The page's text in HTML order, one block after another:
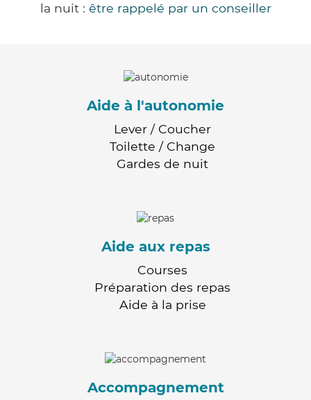
la nuit : être rappelé par un conseiller
Aide à l'autonomie
Lever / Coucher
Toilette / Change
Gardes de nuit
Aide aux repas
Courses
Préparation des repas
Aide à la prise
Accompagnement